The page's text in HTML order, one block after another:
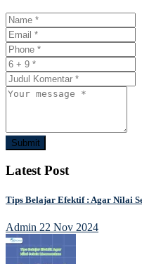
Submit
Latest Post
Tips Belajar Efektif : Agar Nilai
Admin 22 Nov 2024